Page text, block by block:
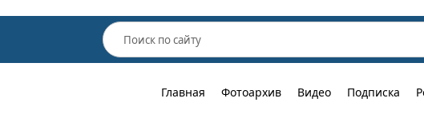
Главная Фотоархив Видео Подписка